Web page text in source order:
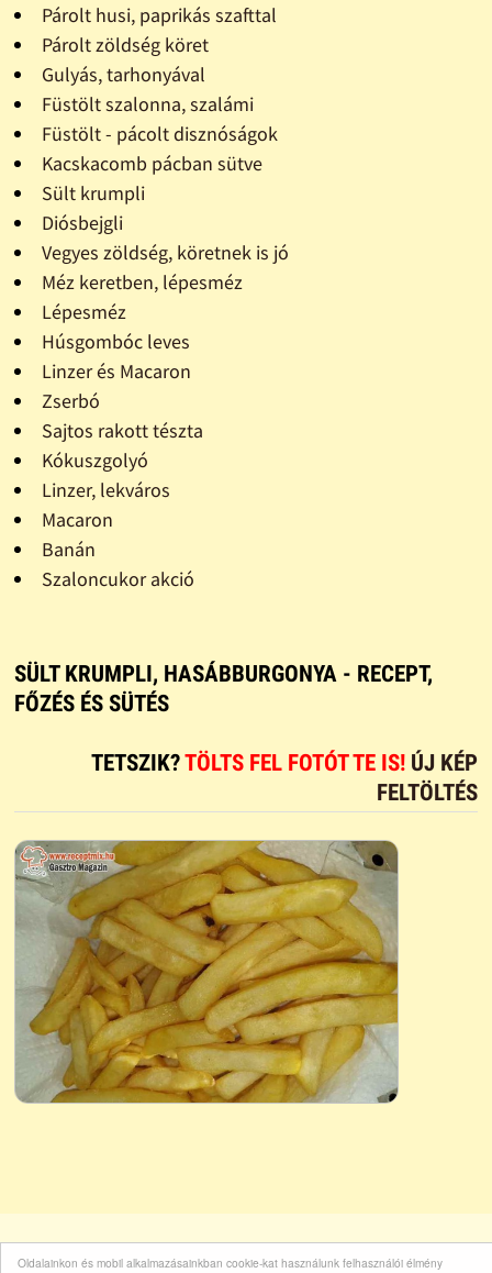
Oldalainkon és mobil alkalmazásainkban cookie-kat használunk felhasználói élmény
Párolt husi, paprikás szafttal
Párolt zöldség köret
Gulyás, tarhonyával
Füstölt szalonna, szalámi
Füstölt - pácolt disznóságok
Kacskacomb pácban sütve
Sült krumpli
Diósbejgli
Vegyes zöldség, köretnek is jó
Méz keretben, lépesméz
Lépesméz
Húsgombóc leves
Linzer és Macaron
Zserbó
Sajtos rakott tészta
Kókuszgolyó
Linzer, lekváros
Macaron
Banán
Szaloncukor akció
SÜLT KRUMPLI, HASÁBBURGONYA - RECEPT,
FŐZÉS ÉS SÜTÉS
TETSZIK?TÖLTS FEL FOTÓT TE IS! ÚJ KÉP
FELTÖLTÉS